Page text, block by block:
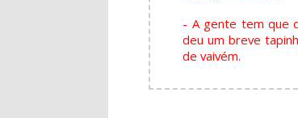
- A gente tem que
deu um breve
de vaivém.